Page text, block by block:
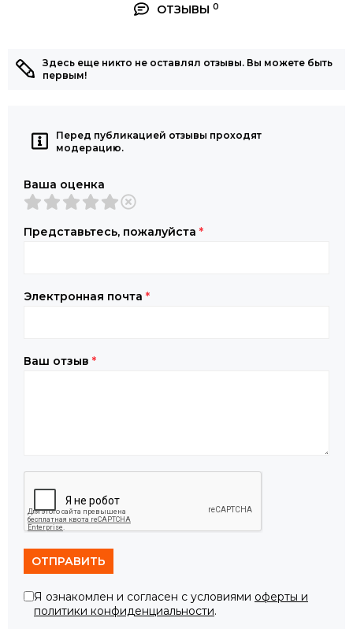
ОТЗЫВЫ 0
Здесь еще никто не оставлял отзывы. Вы можете быть
первым!
Перед публикацией отзывы проходят
модерацию.
Ваша оценка
Представьтесь, пожалуйста *
Электронная почта *
Ваш отзыв *
ОТПРАВИТЬ
Я ознакомлен и согласен с условиями оферты и
политики конфиденциальности.